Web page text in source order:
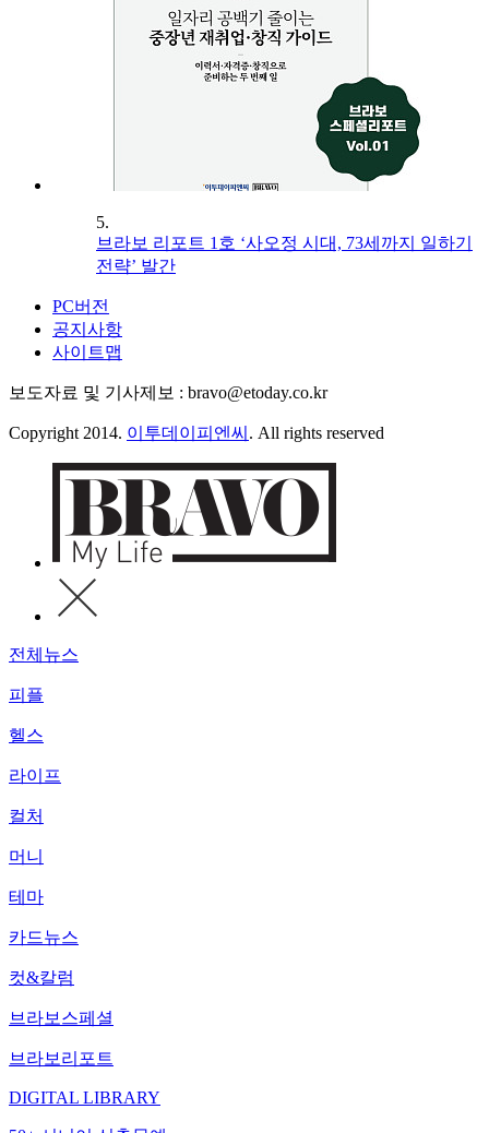
5.
브라보 리포트 1호 ‘사오정 시대, 73세까지 일하기
전략’ 발간
PC버전
공지사항
사이트맵
보도자료 및 기사제보 : bravo@etoday.co.kr
Copyright 2014. 이투데이피엔씨 . All rights reserved
전체뉴스
피플
헬스
라이프
컬처
머니
테마
카드뉴스
컷&칼럼
브라보스페셜
브라보리포트
DIGITAL LIBRARY